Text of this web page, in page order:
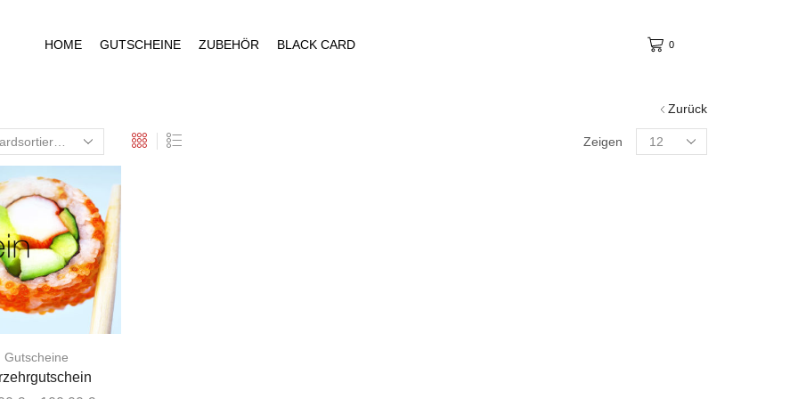
HOME GUTSCHEINE ZUBEHÖR BLACK CARD 0
Zurück
Zeigen
Gutscheine